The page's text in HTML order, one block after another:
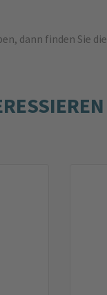
dann finden Sie die